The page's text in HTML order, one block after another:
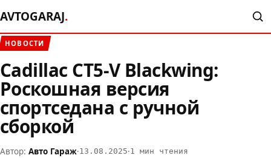
AVTOGARAJ.
НОВОСТИ
Cadillac CT5-V Blackwing:
Роскошная версия
спортседана с ручной
сборкой
Автор: Авто Гараж·13.08.2025·1 мин чтения